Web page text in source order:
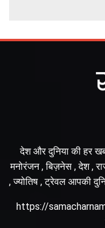
देश और दुनिया की हर
मनोरंजन , बिज़नेस , देश ,
, ज्योतिष , ट्रेवल आपकी
https://